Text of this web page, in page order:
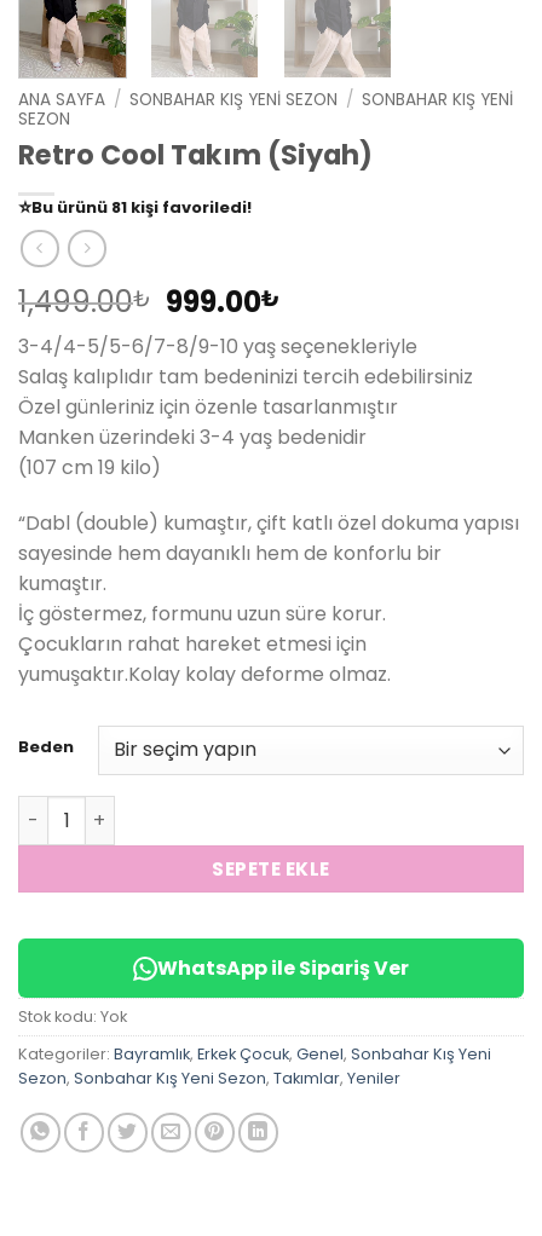
ANA SAYFA / SONBAHAR KIŞ YENI SEZON / SONBAHAR KIŞ YENI
SEZON
Retro Cool Takım (Siyah)
⭐️Bu ürünü 81 kişi favoriledi!
🛒39 kişisepetine ekledi!
✅ Bugün 14 adet
1,499.00₺ Orijinal
fiyat:
1,499.00₺.
999.00₺
andaki
fiyat:
999.00₺.
3-4/4-5/5-6/7-8/9-10 yaş seçenekleriyle
Salaş kalıplıdır tam bedeninizi tercih edebilirsiniz
Özel günleriniz için özenle tasarlanmıştır
Manken üzerindeki 3-4 yaş bedenidir
(107 cm 19 kilo)
“Dabl (double) kumaştır, çift katlı özel dokuma yapısı
sayesinde hem dayanıklı hem de konforlu bir
kumaştır.
İç göstermez, formunu uzun süre korur.
Çocukların rahat hareket etmesi için
yumuşaktır.Kolay kolay deforme olmaz.
Beden
Retro Cool Takım (Siyah) adet
SEPETE EKLE
WhatsApp ile Sipariş Ver
Stok kodu: Yok
Kategoriler: Bayramlık, Erkek Çocuk, Genel, Sonbahar Kış Yeni
Sezon, Sonbahar Kış Yeni Sezon, Takımlar, Yeniler